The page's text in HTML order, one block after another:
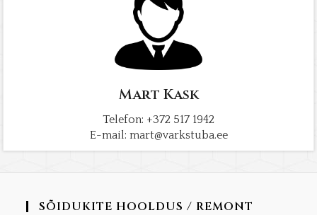
Mart Kask
Telefon: +372 517 1942
E-mail: mart@varkstuba.ee
SÕIDUKITE HOOLDUS / REMONT